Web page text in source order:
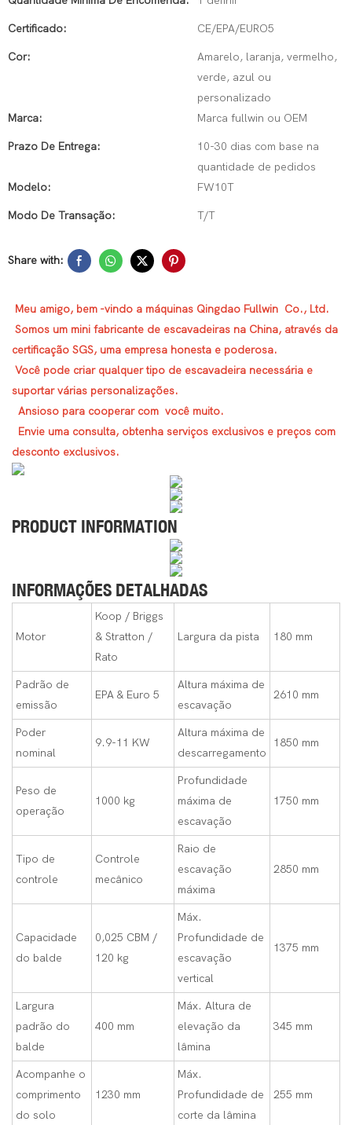
Certificado: CE/EPA/EURO5
Cor:
Amarelo, laranja, vermelho,
verde, azul ou
personalizado
Marca:
Marca fullwin ou OEM
Prazo De Entrega:
10-30 dias com base na
quantidade de pedidos
Modelo:
FW10T
Modo De Transação: T/T
Share with:
Meu amigo, bem -vindo a máquinas Qingdao Fullwin Co., Ltd.
Somos um mini fabricante de escavadeiras na China, através da
certificação SGS, uma empresa honesta e poderosa.
Você pode criar qualquer tipo de escavadeira necessária e
suportar várias personalizações.
Ansioso para cooperar com você muito.
Envie uma consulta, obtenha serviços exclusivos e preços com
desconto exclusivos.
PRODUCT INFORMATION
INFORMAÇÕES DETALHADAS
Motor
Koop / Briggs
& Stratton /
Rato
Largura da pista 180 mm
Padrão de
emissão
EPA & Euro 5
Altura máxima de
escavação
2610 mm
Poder
nominal
9.9-11 KW
Altura máxima de
descarregamento
1850 mm
Peso de
operação
1000 kg
Profundidade
máxima de
escavação
1750 mm
Tipo de
controle
Controle
mecânico
Raio de
escavação
máxima
2850 mm
Capacidade
do balde
0,025 CBM /
120 kg
Máx.
Profundidade de
escavação
vertical
1375 mm
Largura
padrão do
balde
400 mm
Máx. Altura de
elevação da
lâmina
345 mm
Acompanhe o
comprimento
do solo
1230 mm
Máx.
Profundidade de
corte da lâmina
255 mm